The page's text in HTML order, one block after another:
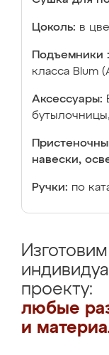
Цоколь: в
Подъемники :
класса Blum
Аксессуары:
навески,
Ручки: по
проекту:
любые
и